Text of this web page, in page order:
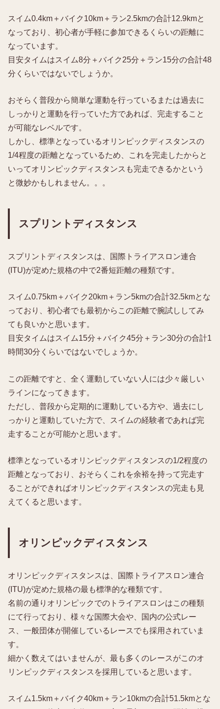
スイム0.4km＋バイク10km＋ラン2.5kmの合計12.9kmと
なっており、初心者が手軽に参加できるくらいの距離に
なっています。
目安タイムはスイム8分＋バイク25分＋ラン15分の合計48
分くらいではないでしょうか。
おそらく普段から簡単な運動を行っているまたは過去に
しっかりと運動を行っていた方であれば、完走すること
が可能なレベルです。
しかし、標準となっているオリンピックディスタンスの
1/4程度の距離となっているため、これを完走したからと
いってオリンピックディスタンスも完走できるかという
と微妙かもしれません。。。
スプリントディスタンス
スプリントディスタンスは、国際トライアスロン連合
(ITU)が定めた規格の中で2番短距離の種類です。
スイム0.75km＋バイク20km＋ラン5kmの合計32.5kmとな
っており、初心者でも最初からこの距離で腕試ししてみ
ても良いかと思います。
目安タイムはスイム15分＋バイク45分＋ラン30分の合計1
時間30分くらいではないでしょうか。
この距離ですと、全く運動していない人には少々厳しい
ラインになってきます。
ただし、普段から定期的に運動している方や、過去にし
っかりと運動していた方で、スイムの経験者であれば完
走することが可能かと思います。
標準となっているオリンピックディスタンスの1/2程度の
距離となっており、おそらくこれを余裕を持って完走す
ることができればオリンピックディスタンスの完走も見
えてくると思います。
オリンピックディスタンス
オリンピックディスタンスは、国際トライアスロン連合
(ITU)が定めた規格の最も標準的な種類です。
名前の通りオリンピックでのトライアスロンはこの種類
にて行っており、様々な国際大会や、国内の公式レー
ス、一般団体が開催しているレースでも採用されていま
す。
細かく数えてはいませんが、最も多くのレースがこのオ
リンピックディスタンスを採用していると思います。
スイム1.5km＋バイク40km＋ラン10kmの合計51.5kmとな